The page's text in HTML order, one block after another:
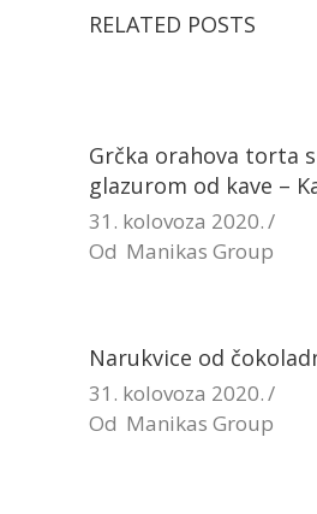
RELATED POSTS
Grčka orahova torta
glazurom od kave –
31. kolovoza 2020.
Od Manikas Group
Narukvice od
31. kolovoza 2020.
Od Manikas Group